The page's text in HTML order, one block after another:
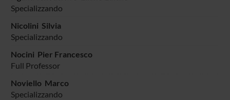
Specializzando
Nicolini Silvia
Specializzando
Nocini Pier Francesco
Full Professor
Noviello Marco
Specializzando